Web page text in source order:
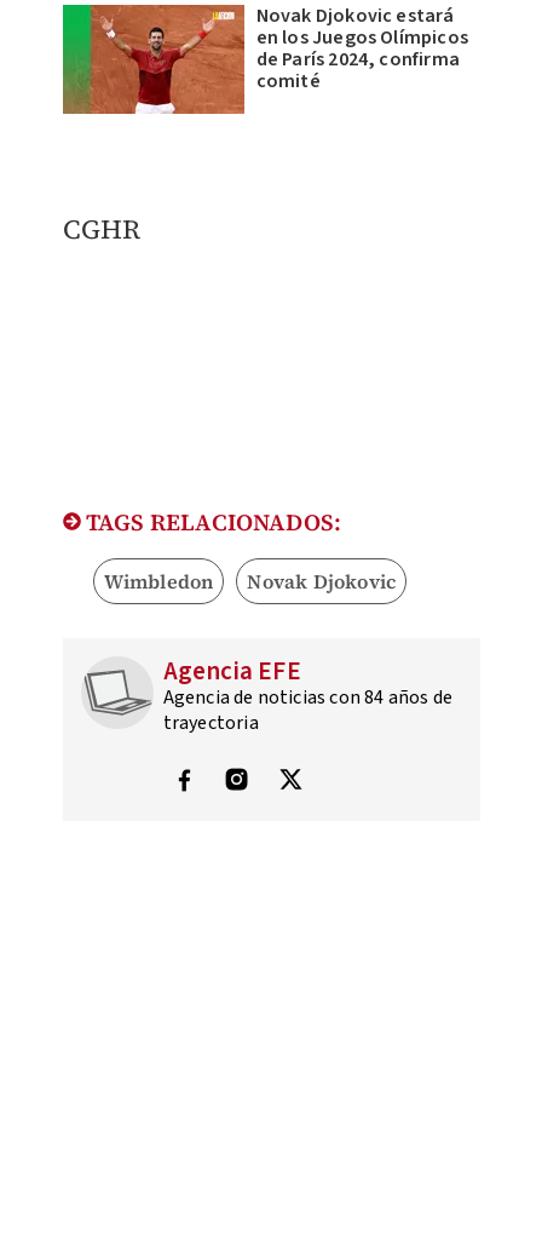
Novak Djokovic estará
en los Juegos Olímpicos
de París 2024, confirma
comité
CGHR
TAGS RELACIONADOS:
Wimbledon Novak Djokovic
Agencia EFE
Agencia de noticias con 84 años de
trayectoria